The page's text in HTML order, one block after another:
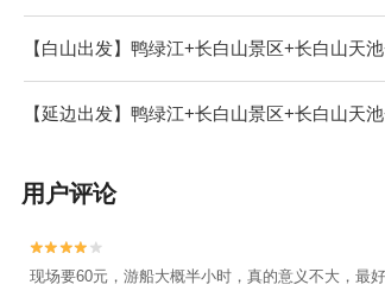
【白山出发】鸭绿江+长白山景区+长白山天
【延边出发】鸭绿江+长白山景区+长白山天
用户评论


现场要60元，游船大概半小时，真的意义不大，最